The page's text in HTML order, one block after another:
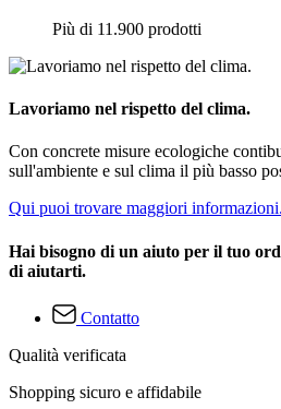
Più di 11.900 prodotti
Lavoriamo nel rispetto del clima.
Con concrete misure ecologiche
sull'ambiente e sul clima il più basso
Qui puoi trovare maggiori informazioni.
Hai bisogno di un aiuto per il tuo
di aiutarti.
Contatto
Qualità verificata
Shopping sicuro e affidabile